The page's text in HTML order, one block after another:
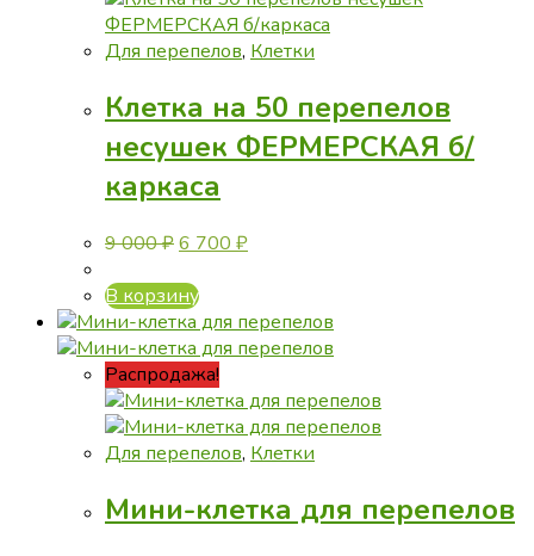
Для перепелов, Клетки
Клетка на 50 перепелов
несушек ФЕРМЕРСКАЯ б/
каркаса
9 000₽Первоначальная
составляла
9
000 ₽.
6 700 ₽Текущая
700 ₽.
В корзину
Распродажа!
Для перепелов, Клетки
Мини-клетка для перепелов